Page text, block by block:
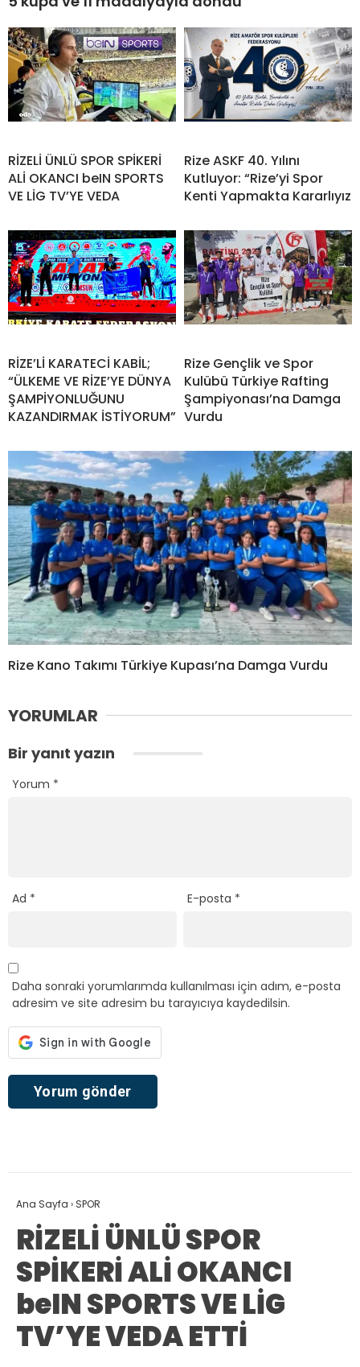
RİZELİ ÜNLÜ SPOR SPİKERİ
ALİ OKANCI beIN SPORTS
VE LİG TV’YE VEDA
Rize ASKF 40. Yılını
Kutluyor: “Rize’yi Spor
Kenti Yapmakta Kararlıyız
RİZE’Lİ KARATECİ KABİL;
“ÜLKEME VE RİZE’YE DÜNYA
ŞAMPİYONLUĞUNU
KAZANDIRMAK İSTİYORUM”
Rize Gençlik ve Spor
Kulübü Türkiye Rafting
Şampiyonası’na Damga
Vurdu
Rize Kano Takımı Türkiye Kupası’na Damga Vurdu
YORUMLAR
Bir yanıt yazın
Yorum *
Ad * E-posta *
Daha sonraki yorumlarımda kullanılması için adım, e-posta
adresim ve site adresim bu tarayıcıya kaydedilsin.
Ana Sayfa › SPOR
RİZELİ ÜNLÜ SPOR
SPİKERİ ALİ OKANCI
beIN SPORTS VE LİG
TV’YE VEDA ETTİ